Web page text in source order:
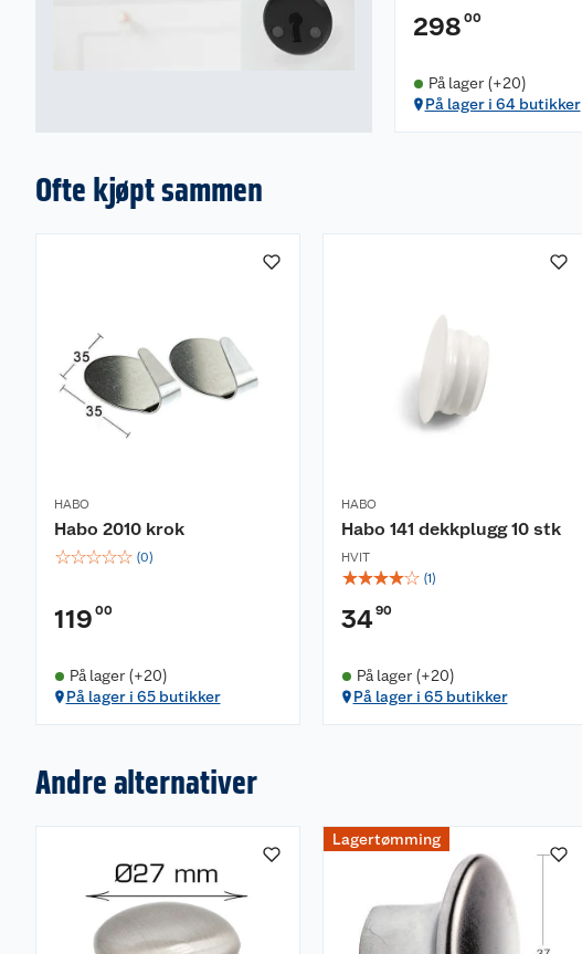
298 00
På lager (+20)
På lager i 64 butikker
Ofte kjøpt sammen
HABO
Habo 2010 krok
☆☆☆☆☆ (0)
119 00
På lager (+20)
På lager i 65 butikker
HABO
Habo 141 dekkplugg 10 stk
HVIT
☆☆☆☆☆ (1)
3490
På lager (+20)
På lager i 65 butikker
Andre alternativer
Lagertømming